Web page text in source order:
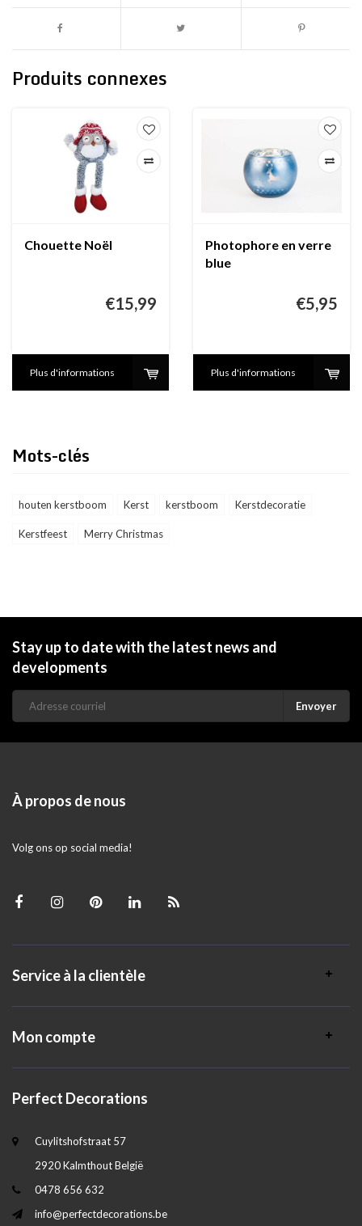
Produits connexes
Chouette Noël
€15,99
Plus d'informations
Photophore en verre
blue
€5,95
Plus d'informations
Mots-clés
houten kerstboom Kerst kerstboom Kerstdecoratie
Kerstfeest Merry Christmas
Stay up to date with the latest news and
developments
Envoyer
À propos de nous
Volg ons op social media!
Service à la clientèle
Mon compte
Perfect Decorations
Cuylitshofstraat 57
2920 Kalmthout België
0478 656 632
info@perfectdecorations.be